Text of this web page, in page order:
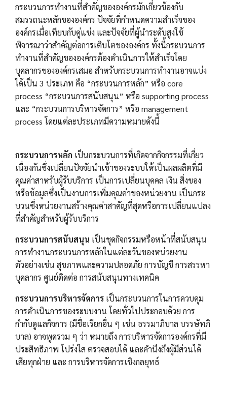
กระบวนการทำงานที่สำคัญขององค์กรมักเกี่ยวข้องกับ
สมรรถนะหลักขององค์กร ปัจจัยที่กำหนดความสำเร็จของ
องค์กรเมื่อเทียบกับคู่แข่ง และปัจจัยที่ผู้นำระดับสูงใช้
พิจารณาว่าสำคัญต่อการเติบโตขององค์กร ทั้งนี้กระบวนการ
ทำงานที่สำคัญขององค์กรต้องดำเนินการให้สำเร็จโดย
บุคลากรขององค์กรเสมอ สำหรับกระบวนการทำงานอาจแบ่ง
ได้เป็น 3 ประเภท คือ “กระบวนการหลัก” หรือ core
process “กระบวนการสนับสนุน” หรือ supporting process
และ “กระบวนการบริหารจัดการ” หรือ management
process โดยแต่ละประเภทมีความหมายดังนี้
กระบวนการหลัก เป็นกระบวนการที่เกิดจากกิจกรรมที่เกี่ยว
เนื่องกันซึ่งเปลี่ยนปัจจัยนำเข้าของระบบให้เป็นผลผลิตที่มี
คุณค่าสาหรับผู้รับบริการ เป็นการเปลี่ยนบุคคล เงิน สิ่งของ
หรือข้อมูลซึ่งเป็นงานการเพิ่มคุณค่าของหน่วยงาน เป็นกระ
บวนซึ่งหน่วยงานสร้างคุณค่าสาคัญที่สุดหรือการเปลี่ยนแปลง
ที่สำคัญสำหรับผู้รับบริการ
กระบวนการสนับสนุน เป็นชุดกิจกรรมหรือหน้าที่สนับสนุน
การทำงานกระบวนการหลักในแต่ละวันของหน่วยงาน
ตัวอย่างเช่น สุขภาพและความปลอดภัย การบัญชี การสรรหา
บุคลากร ศูนย์ติดต่อ การสนับสนุนทางเทคนิค
กระบวนการบริหารจัดการ เป็นกระบวนการในการควบคุม
การดำเนินการของระบบงาน โดยทั่วไปประกอบด้วย การ
กำกับดูแลกิจการ (มีชื่อเรียกอื่น ๆ เช่น ธรรมาภิบาล บรรษัทภิ
บาล) อาจพูดรวม ๆ ว่า หมายถึง การบริหารจัดการองค์กรที่มี
ประสิทธิภาพ โปร่งใส ตรวจสอบได้ และคำนึงถึงผู้มีส่วนได้
เสียทุกฝ่าย และ การบริหารจัดการเชิงกลยุทธ์